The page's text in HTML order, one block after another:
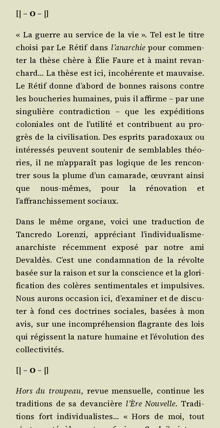
[| – O – |]
« La guerre au ser­vice de la vie ». Tel est le titre
choi­si par Le Rétif dans l’anarchiepour com­men­
ter la thèse chère à Élie Faure et à maint revan­
chard… La thèse est ici, inco­hé­rente et mau­vaise.
Le Rétif donne d’abord de bonnes rai­sons contre
les bou­che­ries humaines, puis il affirme – par une
sin­gu­lière contra­dic­tion – que les expé­di­tions
colo­niales ont de l’utilité et contri­buent au pro­
grès de la civi­li­sa­tion. Des esprits para­doxaux ou
inté­res­sés peuvent sou­te­nir de sem­blables théo­
ries, il ne m’apparaît pas logique de les ren­con­
trer sous la plume d’un cama­rade, œuvrant ain­si
que nous-mêmes, pour la réno­va­tion et
l’affranchissement sociaux.
Dans le même organe, voi­ci une tra­duc­tion de
Tan­cre­do Loren­zi, appré­ciant l’individualisme-
anarchiste récem­ment expo­sé par notre ami
Deval­dès. C’est une condam­na­tion de la révolte
basée sur la rai­son et sur la conscience et la glo­ri­
fi­ca­tion des colères sen­ti­men­tales et impul­sives.
Nous aurons occa­sion ici, d’examiner et de dis­cu­
ter à fond ces doc­trines sociales, basées à mon
avis, sur une incom­pré­hen­sion fla­grante des lois
qui régissent la nature humaine et l’évolution des
collectivités.
[| – O – |]
Hors du trou­peau, revue men­suelle, conti­nue les
tra­di­tions de sa devan­cière l’Ère Nou­velle. Tra­di­
tions fort indi­vi­dua­listes… « Hors de moi, tout